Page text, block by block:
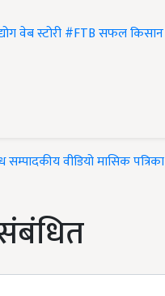
वेब स्टोरी#FTBसफल किसान
सम्पादकीयवीडियोमासिक पत्रिका